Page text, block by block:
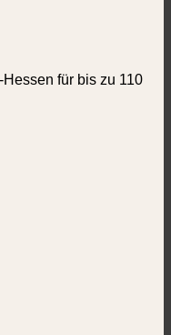
für bis zu 110